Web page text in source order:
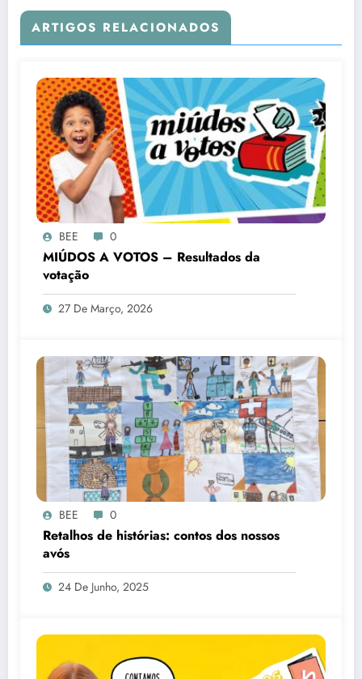
ARTIGOS RELACIONADOS
BEE 0
MIÚDOS A VOTOS – Resultados da
votação
27 De Março, 2026
BEE 0
Retalhos de histórias: contos dos nossos
avós
24 De Junho, 2025